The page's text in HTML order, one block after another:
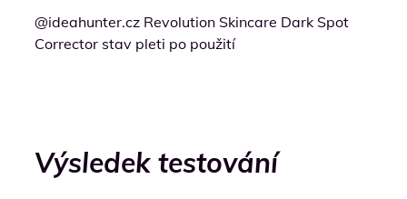
@ideahunter.cz Revolution Skincare Dark Spot
Corrector stav pleti po použití
Výsledek testování